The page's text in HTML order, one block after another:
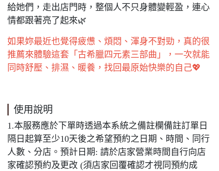
給她們，走出店門時，整個人不只身體變輕盈，連心
情都跟著亮了起來🌿
如果妳最近也覺得疲憊、煩悶、渾身不對勁，真的很
推薦來體驗這套「古希臘四元素三部曲」，一次就能
同時舒壓、排濕、暖養，找回最原始快樂的自己💖
使用說明
1.本服務應於下單時透過本系統之備註欄備註訂單日
隔日起算至少10天後之希望預約之日期、時間、同行
人數、分店。預計日期: 請於店家營業時間自行向店
家確認預約及更改 (須店家回覆確認才視同預約成